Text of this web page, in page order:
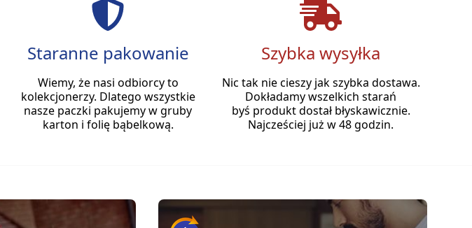
Staranne pakowanie
Wiemy, że nasi odbiorcy to
kolekcjonerzy. Dlatego wszystkie
nasze paczki pakujemy w gruby
karton i folię bąbelkową.
Szybka wysyłka
Nic tak nie cieszy jak szybka dostawa.
Dokładamy wszelkich starań
byś produkt dostał błyskawicznie.
Najcześciej już w 48 godzin.